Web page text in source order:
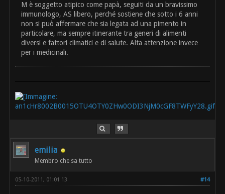
M è soggetto atipico come papà, seguiti da un bravissimo
immunologo, AS libero, perché sostiene che sotto i 6 anni
non si può affermare che sia legata ad una pimento in
particolare, ma sempre itinerante tra generi di alimenti
diversi e fattori climatici e di salute. Alta attenzione invece
per i medicinali.
emilia
Membro che sa tutto
#14
05-10-2011, 01:01 13